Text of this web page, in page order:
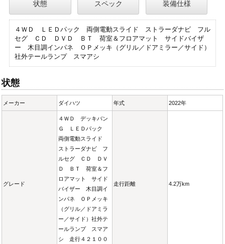
状態 スペック 装備仕様
４ＷＤ ＬＥＤパック 両側電動スライド ストラーダナビ フル
セグ ＣＤ ＤＶＤ ＢＴ 荷室＆フロアマット サイドバイザ
ー 木目調インパネ ＯＰメッキ（グリル／ドアミラー／サイド）
社外テールランプ スマアシ
状態
メーカー ダイハツ 年式 2022年
グレード
４ＷＤ デッキバン
Ｇ ＬＥＤパック
両側電動スライド
ストラーダナビ フ
ルセグ ＣＤ ＤＶ
Ｄ ＢＴ 荷室＆フ
ロアマット サイド
バイザー 木目調イ
ンパネ ＯＰメッキ
（グリル／ドアミラ
ー／サイド）社外テ
ールランプ スマア
シ 走行４２１００
走行距離 4.2万km